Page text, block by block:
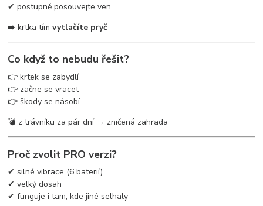
✔ postupně posouvejte ven
➡️ krtka tímvytlačíte pryč
Co když to nebudu řešit?
👉 krtek se zabydlí
👉 začne se vracet
👉 škody se násobí
💣 z trávníku za pár dní → zničená zahrada
Proč zvolit PRO verzi?
✔ silné vibrace (6 baterií)
✔ velký dosah
✔ funguje i tam, kde jiné selhaly